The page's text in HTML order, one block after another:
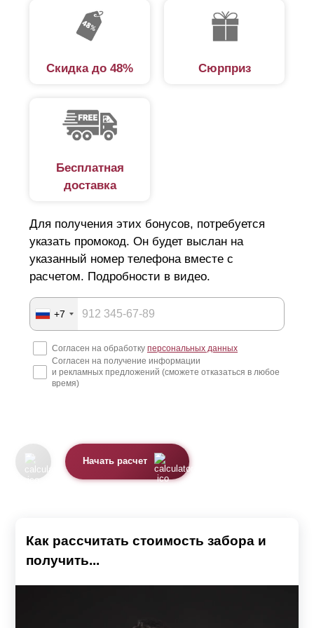
поправлять, укреплять, вы просто будете любоваться
его красотой и уникальным дизайном.
Скидка до 48% Сюрприз
Бесплатная
доставка
Для получения этих бонусов, потребуется
указать промокод. Он будет выслан на
указанный номер телефона вместе с
расчетом. Подробности в видео.
+7
Согласен на обработку персональных данных
Согласен на получение информации
и рекламных предложений (сможете отказаться в любое
время)
Начать расчет
Как рассчитать стоимость забора и
получить...